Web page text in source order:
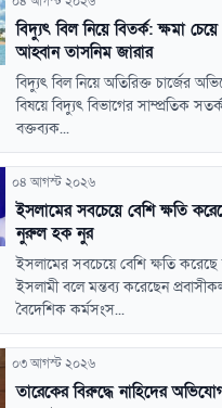
বিদ্যুৎ বিল নিয়ে বিতর্ক: ক্ষমা
আহ্বান তাসনিম জারার
বিদ্যুৎ বিল নিয়ে অতিরিক্ত চার্জের
বিষয়ে বিদ্যুৎ বিভাগের সাম্প্রতিক
বক্তব্যক...
০৪ আগস্ট ২০২৬
ইসলামের সবচেয়ে বেশি ক্ষতি
নুরুল হক নুর
ইসলামের সবচেয়ে বেশি ক্ষতি করেছে
ইসলামী বলে মন্তব্য করেছেন
বৈদেশিক কর্মসংস...
০৩ আগস্ট ২০২৬
তারেকের বিরুদ্ধে নাহিদের